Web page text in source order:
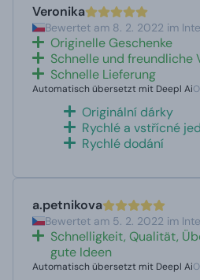
Veronika
Bewertet am 8. 2. 2022 im
Originelle Geschenke
Schnelle und freundliche
Schnelle Lieferung
Automatisch übersetzt mit Deepl Ai
Originální dárky
Rychlé a vstřícné
Rychlé dodání
a.petnikova
Bewertet am 5. 2. 2022 im
Schnelligkeit, Qualität,
gute Ideen
Automatisch übersetzt mit Deepl Ai